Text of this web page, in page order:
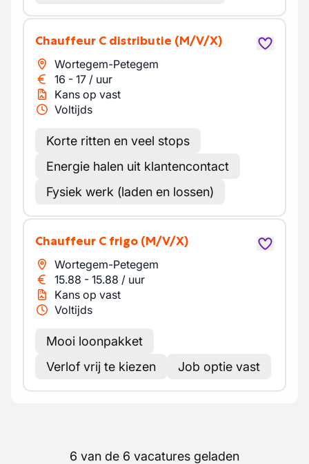
Chauffeur C distributie (M/V/X)
Wortegem-Petegem
16 - 17 / uur
Kans op vast
Voltijds
Korte ritten en veel stops
Energie halen uit klantencontact
Fysiek werk (laden en lossen)
Chauffeur C frigo (M/V/X)
Wortegem-Petegem
15.88 - 15.88 / uur
Kans op vast
Voltijds
Mooi loonpakket
Verlof vrij te kiezen
Job optie vast
6 van de 6 vacatures geladen